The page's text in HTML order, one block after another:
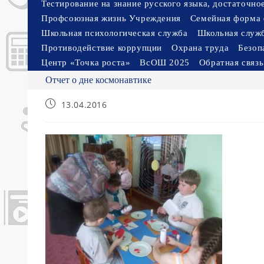
Тестирование на знание русского языка,
Профсоюзная жизнь Учреждения
Семейная форма
Школьная психологическая служба
Школьная
Противодействие коррупции
Охрана труда
Центр «Точка роста»
ВсОШ 2025 Обратная связь
Отчет о дне космонавтике
Запись13.04.2016